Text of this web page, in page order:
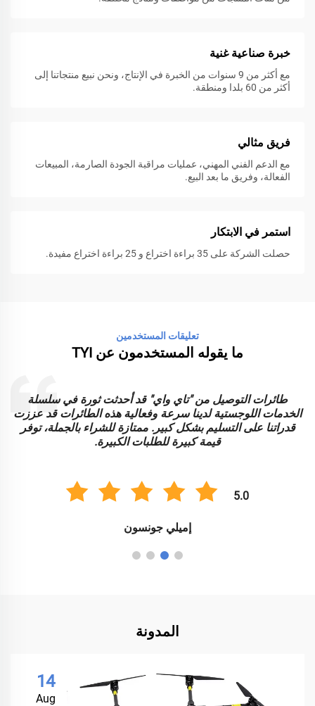
خبرة صناعية غنية
مع أكثر من 9 سنوات من الخبرة في الإنتاج، ونحن نبيع منتجاتنا إلى
أكثر من 60 بلدا ومنطقة.
فريق مثالي
مع الدعم الفني المهني، عمليات مراقبة الجودة الصارمة، المبيعات
الفعالة، وفريق ما بعد البيع.
استمر في الابتكار
حصلت الشركة على 35 براءة اختراع و 25 براءة اختراع مفيدة.
تعليقات المستخدمين
ما يقوله المستخدمون عن TYI
طائرات التوصيل من "تاي واي" قد أحدثت ثورة في سلسلة
الخدمات اللوجستية لدينا سرعة وفعالية هذه الطائرات قد عززت
قدراتنا على التسليم بشكل كبير. ممتازة للشراء بالجملة، توفر
قيمة كبيرة للطلبات الكبيرة.
5.0
إميلي جونسون
المدونة
14
Aug